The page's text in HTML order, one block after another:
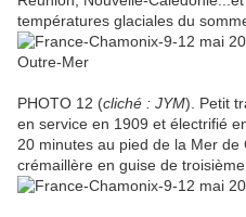
températures glaciales du
PHOTO 12 (cliché : JYM). Petit
en service en 1909 et électrifié
20 minutes au pied de la Mer
crémaillère en guise de troisième